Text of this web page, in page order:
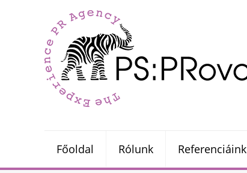
Főoldal Rólunk Referenciáink